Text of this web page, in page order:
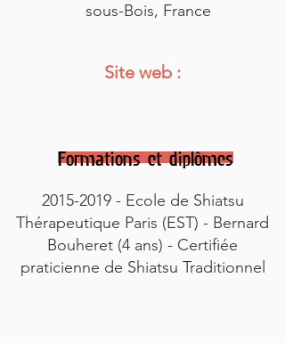
sous-Bois, France
Site web :
Formations et diplômes
2015-2019- Ecole de Shiatsu
Thérapeutique Paris (EST) - Bernard
Bouheret (4 ans) - Certifiée
praticienne de Shiatsu Traditionnel